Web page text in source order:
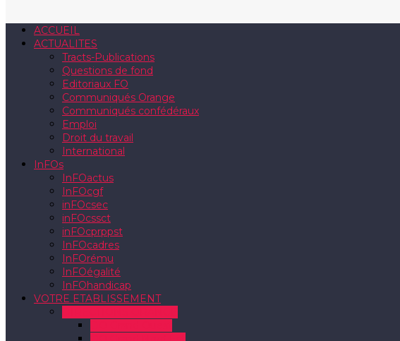
ACCUEIL
ACTUALITES
Tracts-Publications
Questions de fond
Editoriaux FO
Communiqués Orange
Communiqués confédéraux
Emploi
Droit du travail
International
InFOs
InFOactus
InFOcgf
inFOcsec
inFOcssct
inFOcprppst
InFOcadres
InFOrému
InFOégalité
InFOhandicap
VOTRE ETABLISSEMENT